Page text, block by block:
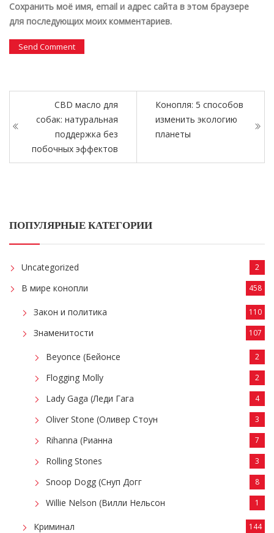
Сохранить моё имя, email и адрес сайта в этом браузере
для последующих моих комментариев.
CBD масло для
собак: натуральная
поддержка без
побочных эффектов
Конопля: 5 способов
изменить экологию
планеты
ПОПУЛЯРНЫЕ КАТЕГОРИИ
Uncategorized 2
В мире конопли 458
Закон и политика 110
Знаменитости 107
Beyonce (Бейонсе 2
Flogging Molly 2
Lady Gaga (Леди Гага 4
Oliver Stone (Оливер Стоун 3
Rihanna (Рианна 7
Rolling Stones 3
Snoop Dogg (Снуп Догг 8
Willie Nelson (Вилли Нельсон 1
Криминал 144